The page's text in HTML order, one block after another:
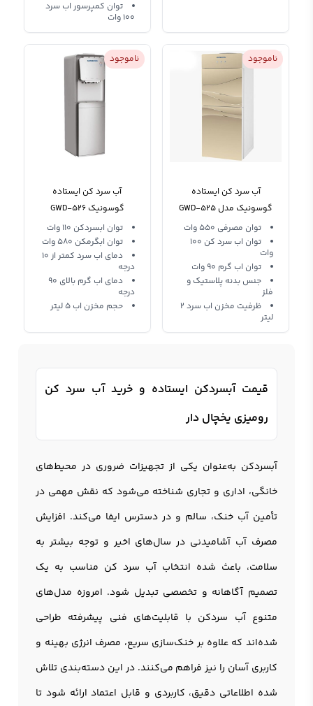
توان کمپرسور اب سرد
100 وات
ناموجود
آب سرد کن ایستاده
گوسونیک مدل GWD-525
توان مصرفی 550 وات
توان اب سرد کن 100
وات
توان اب گرم 90 وات
جنس بدنه پلاستیک و
فلز
ظرفیت مخزن اب سرد 2
لیتر
ناموجود
آب سرد کن ایستاده
گوسونیک GWD-526
توان ابسردکن 110 وات
توان ابگرمکن 580 وات
دمای اب سرد کمتر از 10
درجه
دمای اب گرم بالای 90
درجه
حجم مخزن اب 5 لیتر
قیمت آبسردکن ایستاده و خرید آب سرد کن
رومیزی یخچال دار
آبسردکن به‌عنوان یکی از تجهیزات ضروری در محیط‌های
خانگی، اداری و تجاری شناخته می‌شود که نقش مهمی در
تأمین آب خنک، سالم و در دسترس ایفا می‌کند. افزایش
مصرف آب آشامیدنی در سال‌های اخیر و توجه بیشتر به
سلامت، باعث شده انتخاب آب سرد کن مناسب به یک
تصمیم آگاهانه و تخصصی تبدیل شود. امروزه مدل‌های
متنوع آب سردکن با قابلیت‌های فنی پیشرفته طراحی
شده‌اند که علاوه بر خنک‌سازی سریع، مصرف انرژی بهینه و
کاربری آسان را نیز فراهم می‌کنند. در این دسته‌بندی تلاش
شده اطلاعاتی دقیق، کاربردی و قابل اعتماد ارائه شود تا